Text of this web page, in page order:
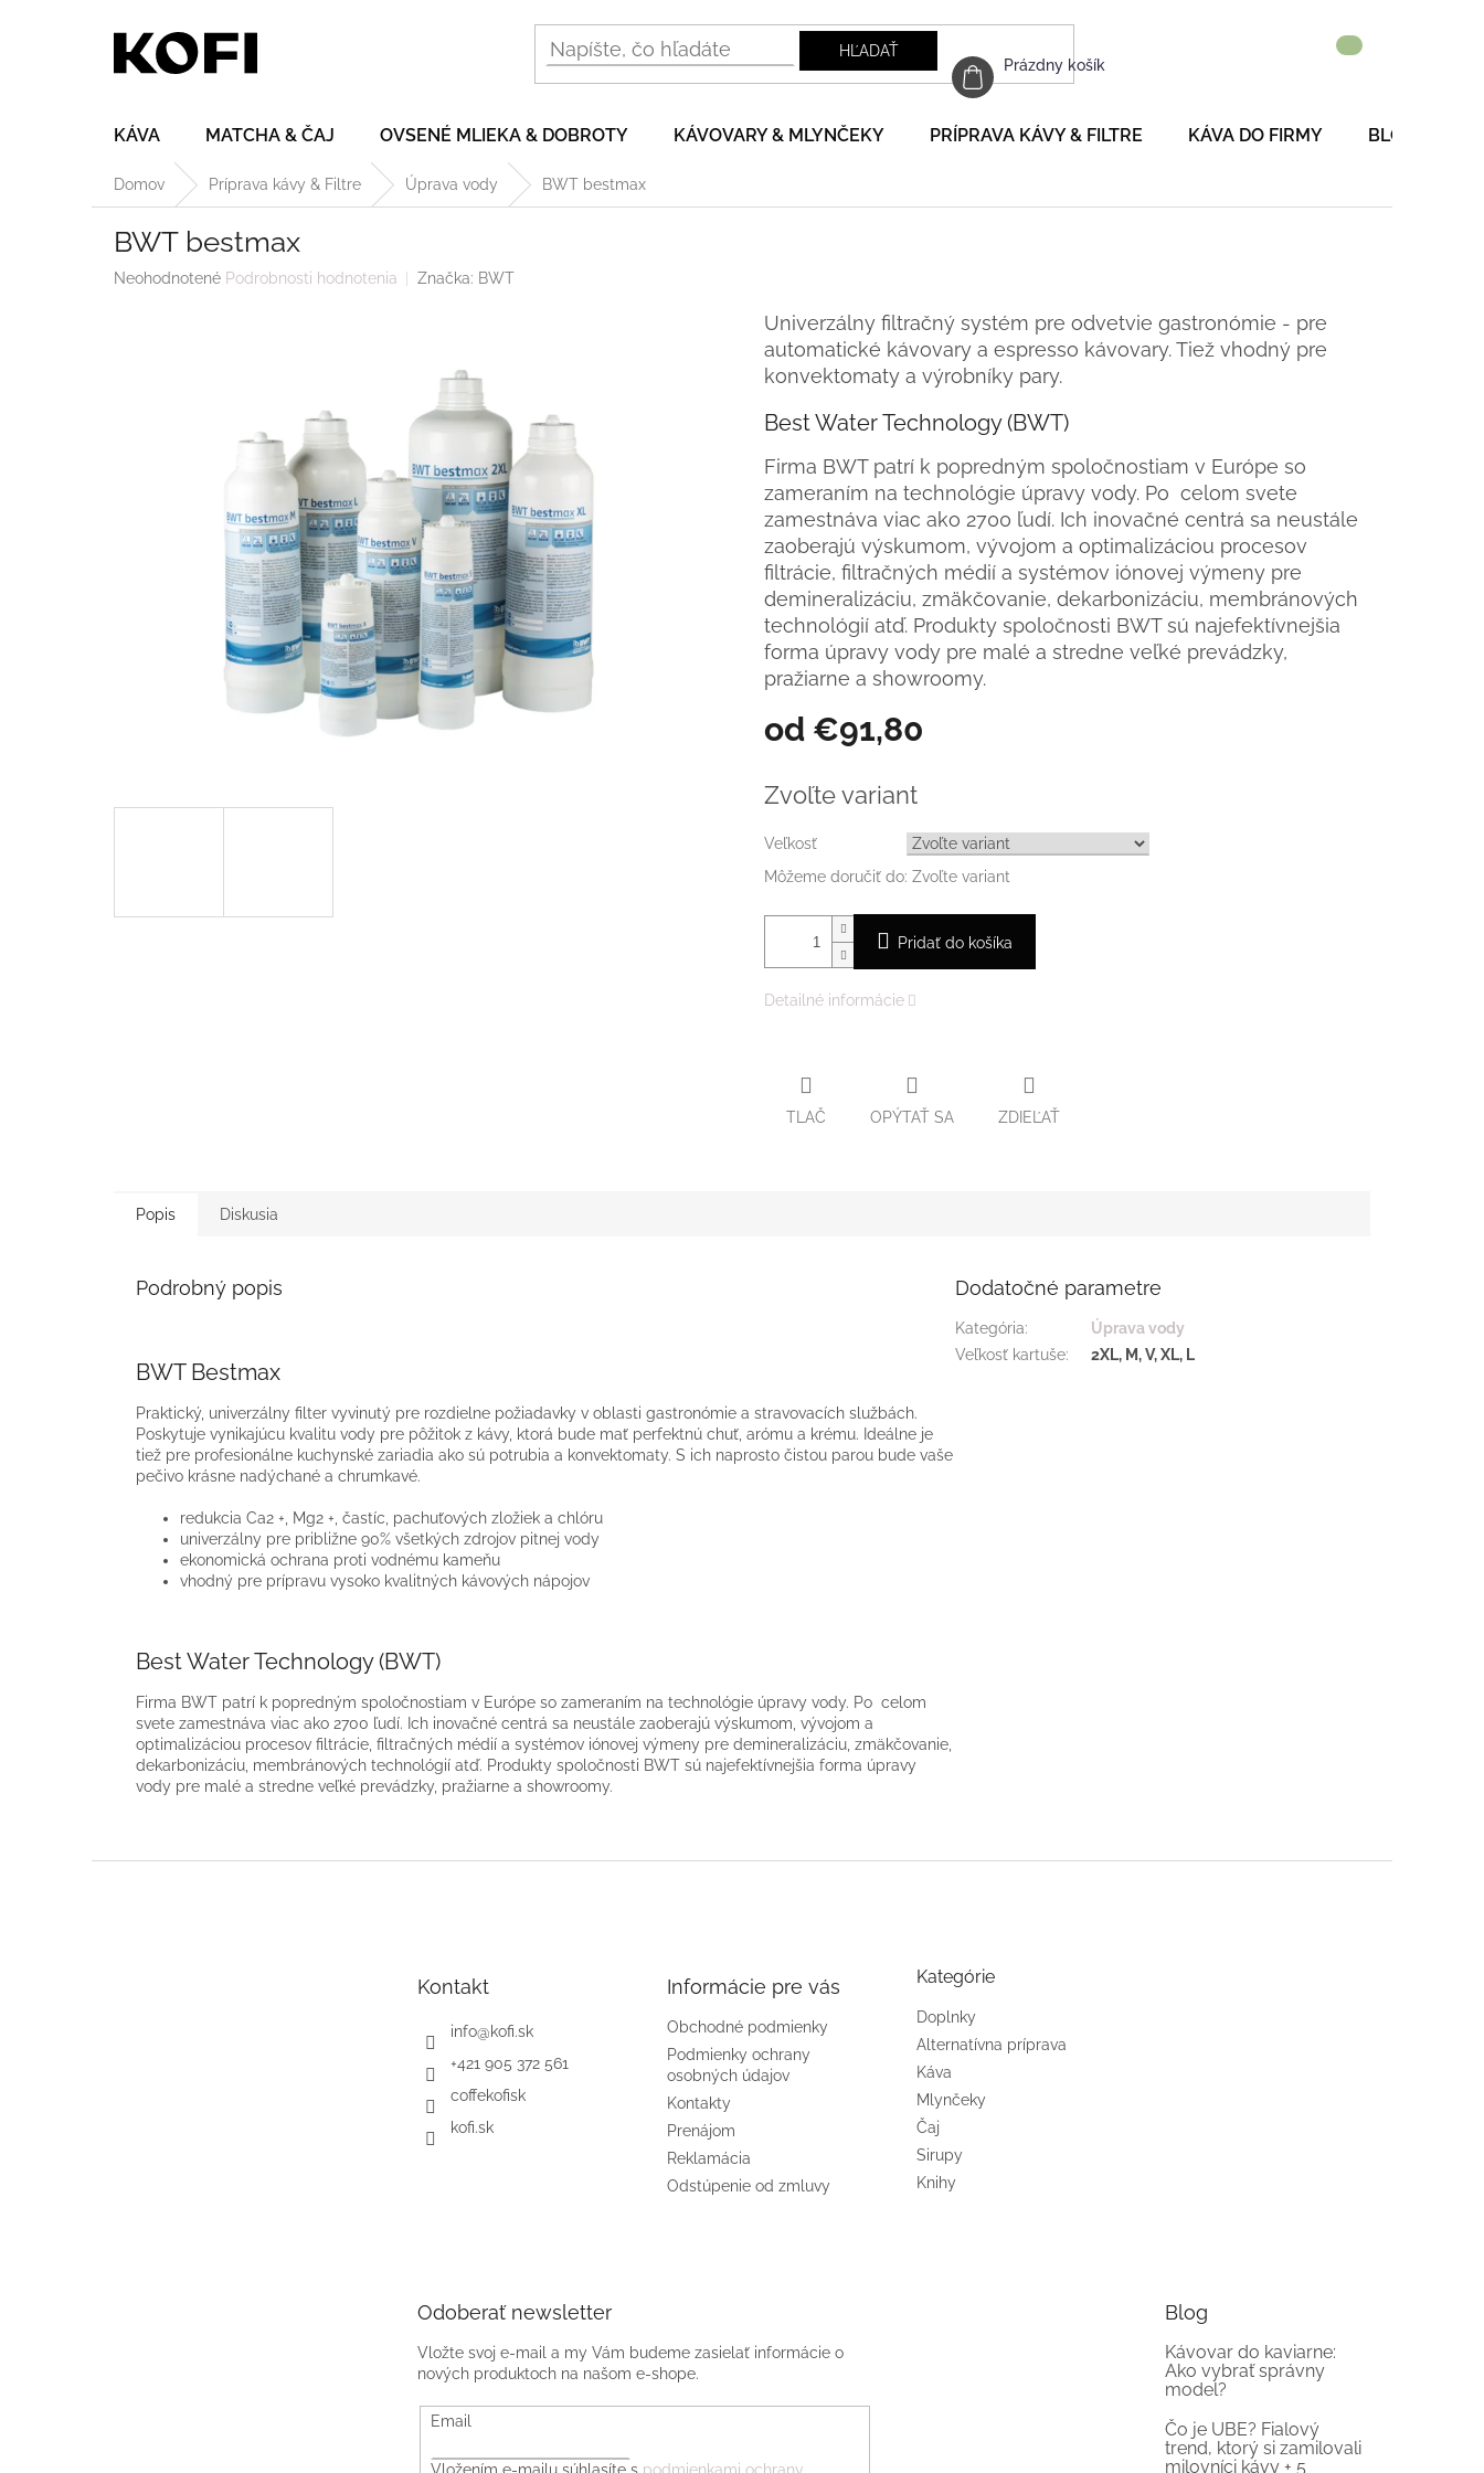
HĽADAŤ
NÁKUPNÝ
KOŠÍK
Prázdny košík
KÁVA MATCHA & ČAJ OVSENÉ MLIEKA & DOBROTY KÁVOVARY & MLYNČEKY PRÍPRAVA KÁVY & FILTRE KÁVA DO FIRMY BLOG
Domov Príprava kávy & Filtre Úprava vody BWT bestmax
BWT bestmax
Priemerné
Neohodnotené Podrobnosti hodnotenia Značka: BWT
od €91,80
cena:
Zvoľte variant
Veľkosť
Môžeme doručiť do: Zvoľte variant
Pridať do košíka
Univerzálny filtračný systém pre odvetvie gastronómie - pre
automatické kávovary a espresso kávovary. Tiež vhodný pre
konvektomaty a výrobníky pary.
Best Water Technology (BWT)
Firma BWT patrí k popredným spoločnostiam v Európe so
zameraním na technológie úpravy vody. Po celom svete
zamestnáva viac ako 2700 ľudí. Ich inovačné centrá sa neustále
zaoberajú výskumom, vývojom a optimalizáciou procesov
filtrácie, filtračných médií a systémov iónovej výmeny pre
demineralizáciu, zmäkčovanie, dekarbonizáciu, membránových
technológií atď. Produkty spoločnosti BWT sú najefektívnejšia
forma úpravy vody pre malé a stredne veľké prevádzky,
pražiarne a showroomy.
Detailné informácie
TLAČ OPÝTAŤ SA ZDIEĽAŤ
Popis Diskusia
Podrobný popis
BWT Bestmax
Praktický, univerzálny filter vyvinutý pre rozdielne požiadavky v oblasti gastronómie a stravovacích službách.
Poskytuje vynikajúcu kvalitu vody pre pôžitok z kávy, ktorá bude mať perfektnú chuť, arómu a krému. Ideálne je
tiež pre profesionálne kuchynské zariadia ako sú potrubia a konvektomaty. S ich naprosto čistou parou bude vaše
pečivo krásne nadýchané a chrumkavé.
redukcia Ca2 +, Mg2 +, častíc, pachuťových zložiek a chlóru
univerzálny pre približne 90% všetkých zdrojov pitnej vody
ekonomická ochrana proti vodnému kameňu
vhodný pre prípravu vysoko kvalitných kávových nápojov
Best Water Technology (BWT)
Firma BWT patrí k popredným spoločnostiam v Európe so zameraním na technológie úpravy vody. Po celom
svete zamestnáva viac ako 2700 ľudí. Ich inovačné centrá sa neustále zaoberajú výskumom, vývojom a
optimalizáciou procesov filtrácie, filtračných médií a systémov iónovej výmeny pre demineralizáciu, zmäkčovanie,
dekarbonizáciu, membránových technológií atď. Produkty spoločnosti BWT sú najefektívnejšia forma úpravy
vody pre malé a stredne veľké prevádzky, pražiarne a showroomy.
Dodatočné parametre
Kategória:
Úprava vody
Veľkosť kartuše: 2XL, M, V, XL, L
Kontakt
info@kofi.sk
+421 905 372 561
coffekofisk
kofi.sk
Informácie pre vás
Obchodné podmienky
Podmienky ochrany
osobných údajov
Kontakty
Prenájom
Reklamácia
Odstúpenie od zmluvy
Kategórie
Doplnky
Alternatívna príprava
Káva
Mlynčeky
Čaj
Sirupy
Knihy
Odoberať newsletter
Vložte svoj e-mail a my Vám budeme zasielať informácie o
nových produktoch na našom e-shope.
Email
Blog
Kávovar do kaviarne:
Ako vybrať správny
model?
Čo je UBE? Fialový
trend, ktorý si zamilovali
milovníci kávy + 5